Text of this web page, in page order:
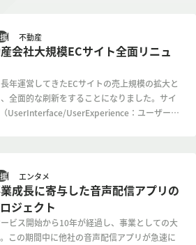
会社大規模ECサイト全面リニュ
年運営してきたECサイトの売上規模の拡大と
全面的な刷新をすることになりました。サイ
UserInterface/UserExperience：ユーザーイ
不動産
成長に寄与した音声配信アプリの
ジェクト
ビス開始から10年が経過し、事業としての大
この期間中に他社の音声配信アプリが急速に
エンタメ